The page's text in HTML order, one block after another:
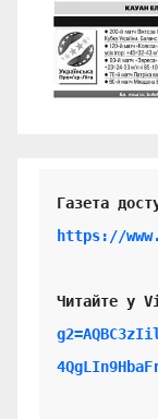
https://
Читайте у